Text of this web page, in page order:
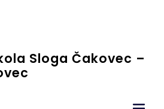
Sloga Čakovec –